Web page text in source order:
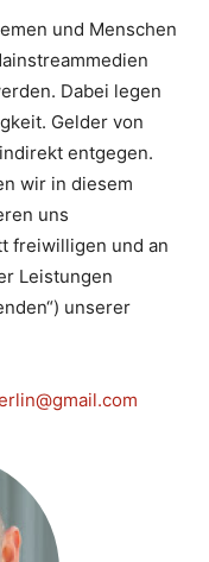
und Menschen
Dabei legen
Gelder von
entgegen.
wir in diesem
uns
freiwilligen und an
Leistungen
unserer